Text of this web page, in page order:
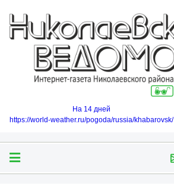
На 14 дней
https://world-weather.ru/pogoda/russia/khabarovsk/